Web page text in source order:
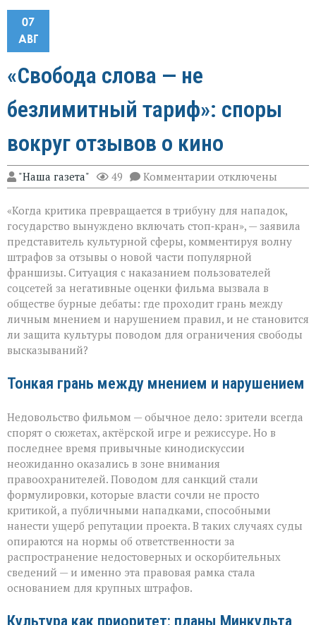
07
АВГ
«Свобода слова — не
безлимитный тариф»: споры
вокруг отзывов о кино
"Наша газета" 49 Комментарии к
записи
слова — не
безлимитный
тариф»:
споры
вокруг
отзывов
о
кино
отключены
«Когда критика превращается в трибуну для нападок,
государство вынуждено включать стоп‑кран», — заявила
представитель культурной сферы, комментируя волну
штрафов за отзывы о новой части популярной
франшизы. Ситуация с наказанием пользователей
соцсетей за негативные оценки фильма вызвала в
обществе бурные дебаты: где проходит грань между
личным мнением и нарушением правил, и не становится
ли защита культуры поводом для ограничения свободы
высказываний?
Тонкая грань между мнением и нарушением
Недовольство фильмом — обычное дело: зрители всегда
спорят о сюжетах, актёрской игре и режиссуре. Но в
последнее время привычные кинодискуссии
неожиданно оказались в зоне внимания
правоохранителей. Поводом для санкций стали
формулировки, которые власти сочли не просто
критикой, а публичными нападками, способными
нанести ущерб репутации проекта. В таких случаях суды
опираются на нормы об ответственности за
распространение недостоверных и оскорбительных
сведений — и именно эта правовая рамка стала
основанием для крупных штрафов.
Культура как приоритет: планы Минкульта